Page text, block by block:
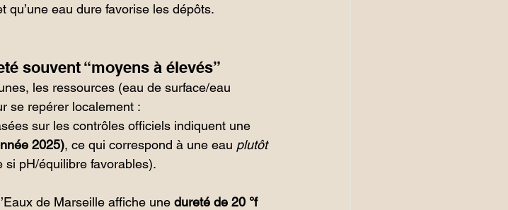
eau dure favorise les dépôts.
souvent “moyens à élevés”
les ressources (eau de surface/eau
se repérer localement :
sur les contrôles officiels indiquent une
2025), ce qui correspond à une eau plutôt
pH/équilibre favorables).
de Marseille affiche une dureté de 20 °f